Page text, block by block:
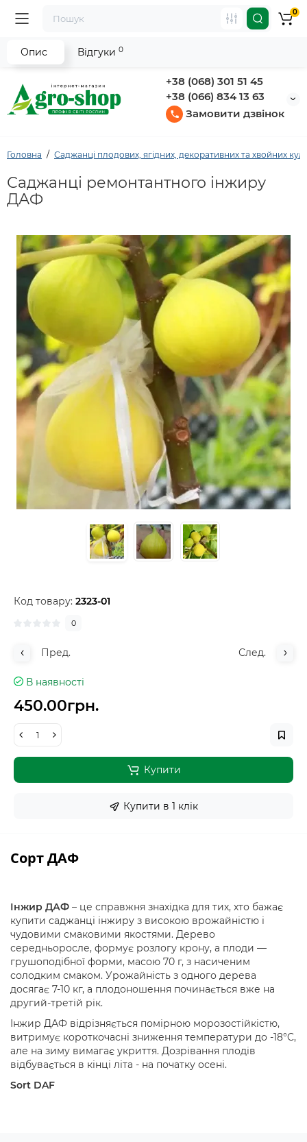
+38 (068) 301 51 45
+38 (066) 834 13 63
Замовити дзвінок
0
Головна Саджанці плодових, ягідних, декоративних та хвойних
Саджанці ремонтантного інжиру
ДАФ
Код товару: 2323-01
0
Пред. След.
В наявності
450.00грн.
Купити
Купити в 1 клiк
Опис Відгуки 0
Сорт ДАФ
Інжир ДАФ – це справжня знахідка для тих, хто бажає
купити саджанці інжиру з високою врожайністю і
чудовими смаковими якостями. Дерево
середньоросле, формує розлогу крону, а плоди —
грушоподібної форми, масою 70 г, з насиченим
солодким смаком. Урожайність з одного дерева
досягає 7-10 кг, а плодоношення починається вже на
другий-третій рік.
Інжир ДАФ відрізняється помірною морозостійкістю,
витримує короткочасні зниження температури до -18°C,
але на зиму вимагає укриття. Дозрівання плодів
відбувається в кінці літа - на початку осені.
Sort DAF